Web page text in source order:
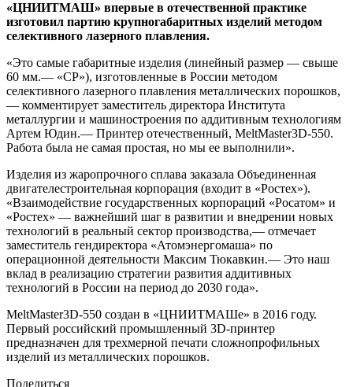
«ЦНИИТМАШ» впервые в отечественной практике
изготовил партию крупногабаритных изделий методом
селективного лазерного плавления.
«Это самые габаритные изделия (линейный размер — свыше
60 мм.— «СР»), изготовленные в России методом
селективного лазерного плавления металлических порошков,
— комментирует заместитель директора Института
металлургии и машиностроения по аддитивным технологиям
Артем Юдин.— Принтер отечественный, MeltMaster3D-550.
Работа была не самая простая, но мы ее выполнили».
Изделия из жаропрочного сплава заказала Объединенная
двигателестроительная корпорация (входит в «Ростех»).
«Взаимодействие государственных корпораций «Росатом» и
«Ростех» — важнейший шаг в развитии и внедрении новых
технологий в реальный сектор производства,— отмечает
заместитель гендиректора «Атомэнергомаша» по
операционной деятельности Максим Тюкавкин.— Это наш
вклад в реализацию стратегии развития аддитивных
технологий в России на период до 2030 года».
MeltMaster3D-550 создан в «ЦНИИТМАШе» в 2016 году.
Первый российский промышленный 3D-принтер
предназначен для трехмерной печати сложнопрофильных
изделий из металлических порошков.
Поделиться